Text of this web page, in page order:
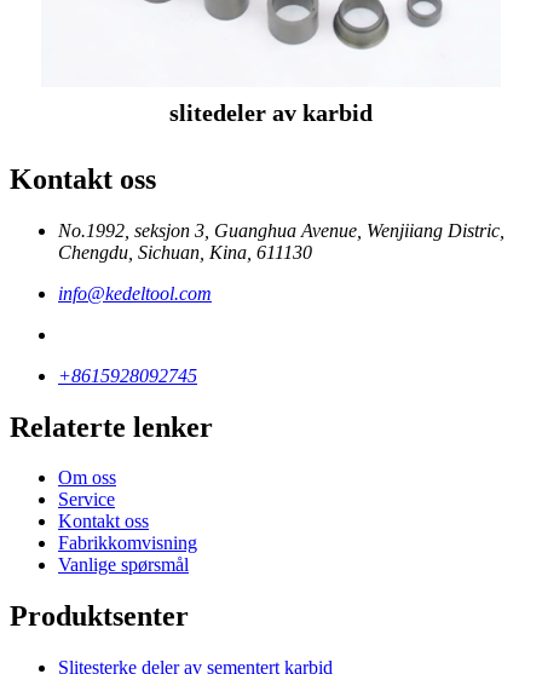
slitedeler av karbid
Kontakt oss
No.1992, seksjon 3, Guanghua Avenue, Wenjiiang Distric,
Chengdu, Sichuan, Kina, 611130
info@kedeltool.com
+8615928092745
Relaterte lenker
Om oss
Service
Kontakt oss
Fabrikkomvisning
Vanlige spørsmål
Produktsenter
Slitesterke deler av sementert karbid